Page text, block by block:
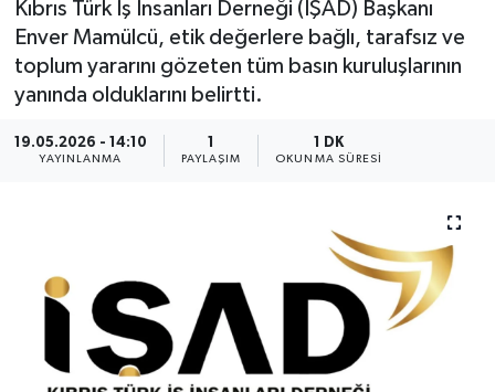
Kıbrıs Türk İş İnsanları Derneği (İŞAD) Başkanı
Enver Mamülcü, etik değerlere bağlı, tarafsız ve
toplum yararını gözeten tüm basın kuruluşlarının
yanında olduklarını belirtti.
19.05.2026 - 14:10
YAYINLANMA
1
PAYLAŞIM
1 DK
OKUNMA SÜRESI